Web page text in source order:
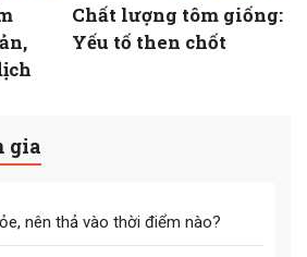
Chất lượng tôm giống:
Yếu tố then chốt
gia
nên thả vào thời điểm nào?